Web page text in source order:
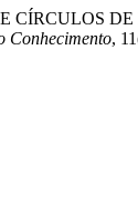
CÍRCULOS
Conhecimento,